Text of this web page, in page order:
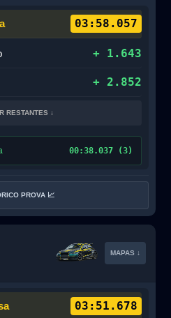
03:58.057
+ 1.643
+ 2.852
RESTANTES ↓
00:38.037 (3)
PROVA 📈
MAPAS ↓
03:51.678